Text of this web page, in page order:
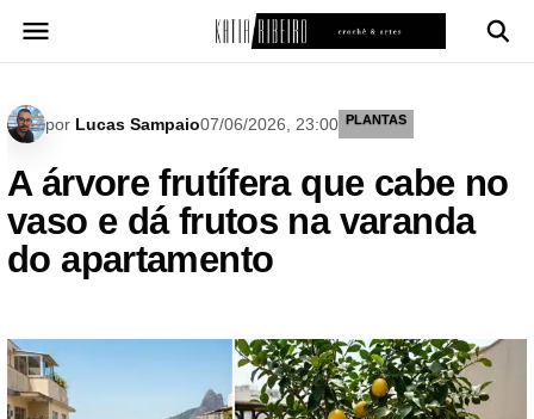
para
por Lucas Sampaio07/06/2026, 23:00 PLANTAS
A árvore frutífera que cabe no
vaso e dá frutos na varanda
do apartamento